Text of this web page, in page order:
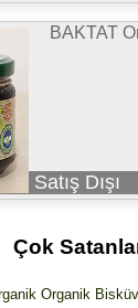
BAKTAT
Satış Dışı
Çok
Organik